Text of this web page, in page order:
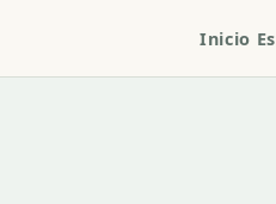
Inicio